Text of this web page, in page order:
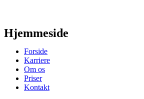
Hjemmeside
Forside
Karriere
Om os
Priser
Kontakt